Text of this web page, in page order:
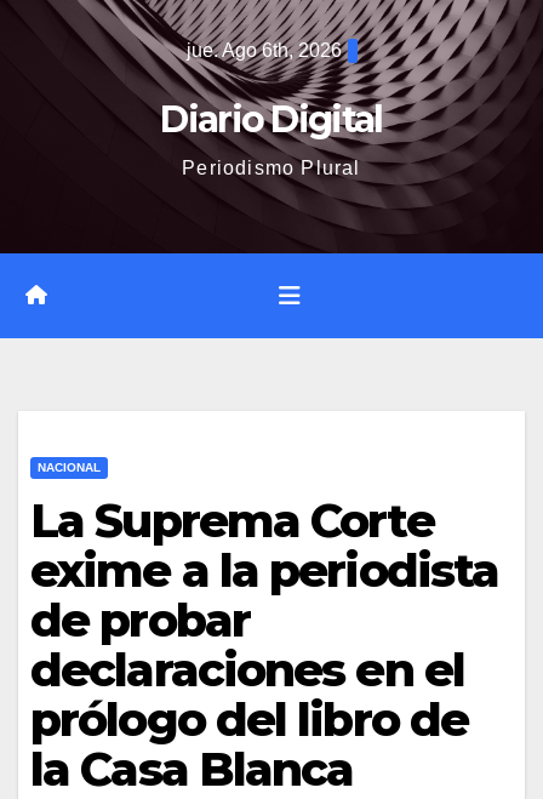
jue. Ago 6th, 2026
Diario Digital
Periodismo Plural
NACIONAL
La Suprema Corte
exime a la periodista
de probar
declaraciones en el
prólogo del libro de
la Casa Blanca